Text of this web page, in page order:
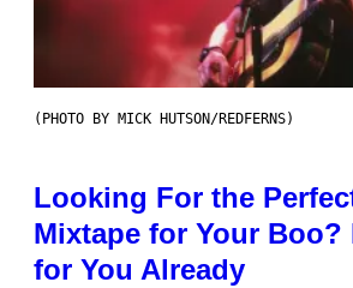
(PHOTO BY MICK HUTSON/REDFERNS)
Looking For the
Mixtape for Your Boo?
for You Already